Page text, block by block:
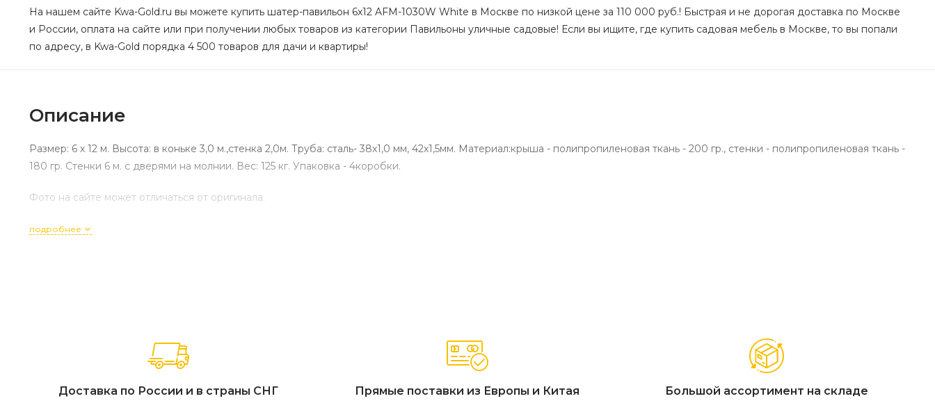
На нашем сайте Kwa-Gold.ru вы можете купить шатер-павильон 6х12 AFM-1030W White в Москве по низкой цене за 110 000 руб.! Быстрая и не дорогая доставка по Москве
и России, оплата на сайте или при получении любых товаров из категории Павильоны уличные садовые! Если вы ищите, где купить садовая мебель в Москве, то вы попали
по адресу, в Kwa-Gold порядка 4 500 товаров для дачи и квартиры!
Описание
Размер: 6 х 12 м. Высота: в коньке 3,0 м.,стенка 2,0м. Труба: сталь- 38х1,0 мм, 42х1,5мм. Материал:крыша - полипропиленовая ткань - 200 гр., стенки - полипропиленовая ткань -
180 гр. Стенки 6 м. с дверями на молнии. Вес: 125 кг. Упаковка - 4коробки.
Фото на сайте может отличаться от оригинала.
подробнее
Доставка по России и в страны СНГ Прямые поставки из Европы и Китая Большой ассортимент на складе